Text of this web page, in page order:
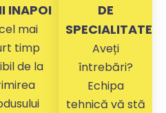
INAPOI
mai
timp
de la
DE
SPECIALITATE
Aveți
întrebări?
Echipa
tehnică vă stă